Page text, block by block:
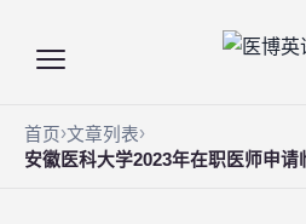
首页 文章列表